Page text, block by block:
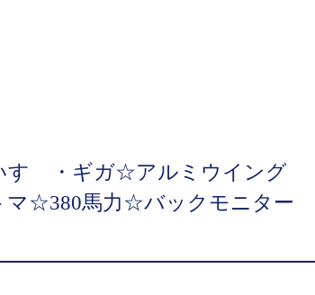
すゞ・ギガ☆アルミウイング
☆380馬力☆バックモニター